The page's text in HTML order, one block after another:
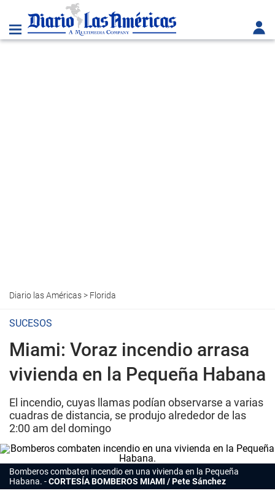
Diario las Américas> Florida
SUCESOS
Miami: Voraz incendio arrasa
vivienda en la Pequeña Habana
El incendio, cuyas llamas podían observarse a varias
cuadras de distancia, se produjo alrededor de las
2:00 am del domingo
Bomberos combaten incendio en una vivienda en la Pequeña
Habana.
CORTESÍA BOMBEROS MIAMI / Pete Sánchez